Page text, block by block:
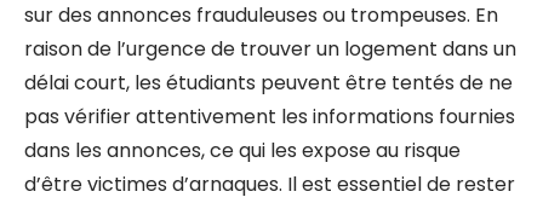
sur des annonces frauduleuses ou trompeuses. En
raison de l’urgence de trouver un logement dans un
délai court, les étudiants peuvent être tentés de ne
pas vérifier attentivement les informations fournies
dans les annonces, ce qui les expose au risque
d’être victimes d’arnaques. Il est essentiel de rester